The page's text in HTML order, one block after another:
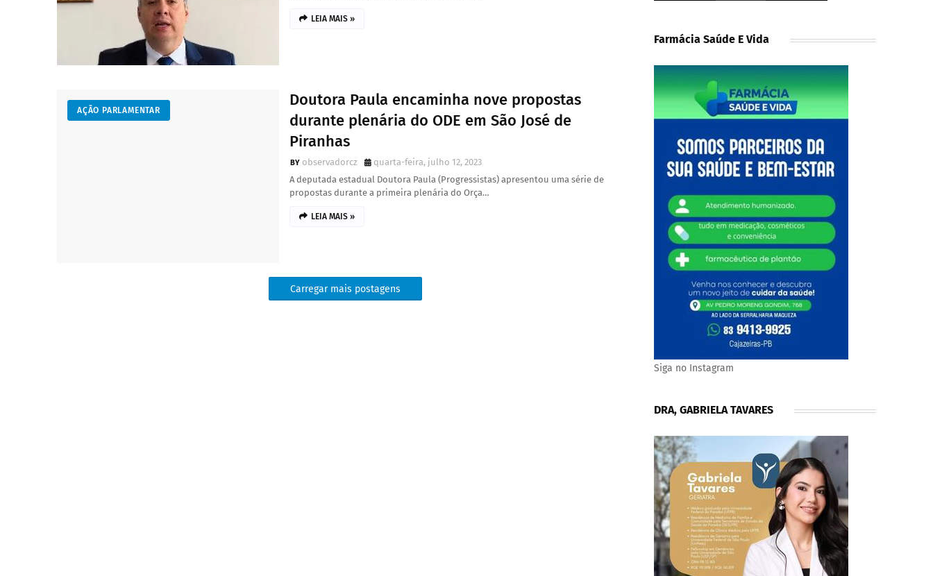
LEIA MAIS »
AÇÃO PARLAMENTAR
Doutora Paula encaminha nove propostas
durante plenária do ODE em São José de
Piranhas
observadorcz
quarta-feira, julho 12, 2023
A deputada estadual Doutora Paula (Progressistas) apresentou uma série de
propostas durante a primeira plenária do Orça…
LEIA MAIS »
Carregar mais postagens
Farmácia Saúde E Vida
Siga no Instagram
DRA, GABRIELA TAVARES